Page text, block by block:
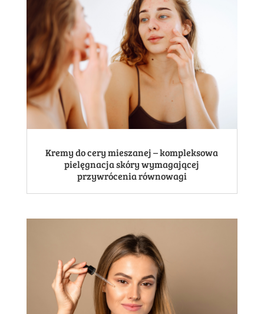
Kremy do cery mieszanej – kompleksowa
pielęgnacja skóry wymagającej
przywrócenia równowagi